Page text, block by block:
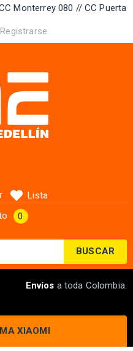
Monterrey 080 // CC Puerta
Registrarse
BUSCAR
Lista
0
XIAOMI
Envíos a toda Colombia.